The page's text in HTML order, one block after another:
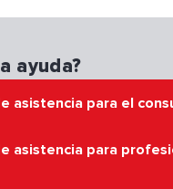
ayuda?
asistencia para el
asistencia para